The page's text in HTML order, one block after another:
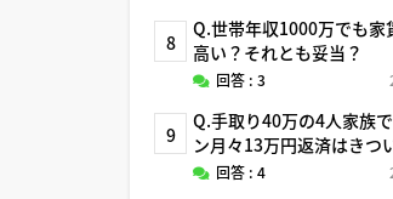
8
Q.世帯年収1000万でも家
高い？それとも妥当？
回答 : 3
9
Q.手取り40万の4人家族
ン月々13万円返済はきつ
回答 : 4